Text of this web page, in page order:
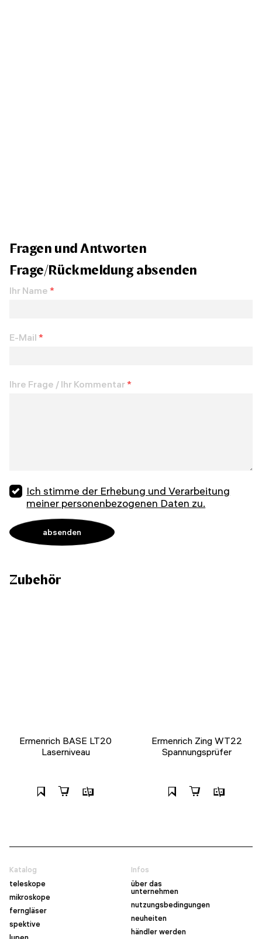
Fragen und Antworten
Frage/Rückmeldung absenden
Ihr Name *
E-Mail *
Ihre Frage / Ihr Kommentar*
Ich stimme der Erhebung und Verarbeitung
meiner personenbezogenen Daten zu.
Zubehör
Ermenrich BASE LT20
Laserniveau
Ermenrich Zing WT22
Spannungsprüfer
Katalog
teleskope
mikroskope
ferngläser
spektive
Infos
über das
unternehmen
nutzungsbedingungen
neuheiten
händler werden